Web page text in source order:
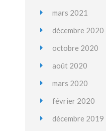
mars 2021
décembre 2020
octobre 2020
août 2020
mars 2020
février 2020
décembre 2019